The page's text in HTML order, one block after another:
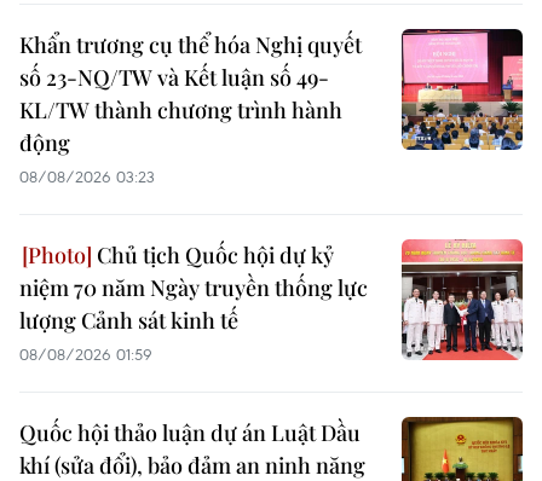
Khẩn trương cụ thể hóa Nghị quyết
số 23-NQ/TW và Kết luận số 49-
KL/TW thành chương trình hành
động
08/08/2026 03:23
Chủ tịch Quốc hội dự kỷ
niệm 70 năm Ngày truyền thống lực
lượng Cảnh sát kinh tế
08/08/2026 01:59
Quốc hội thảo luận dự án Luật Dầu
khí (sửa đổi), bảo đảm an ninh năng